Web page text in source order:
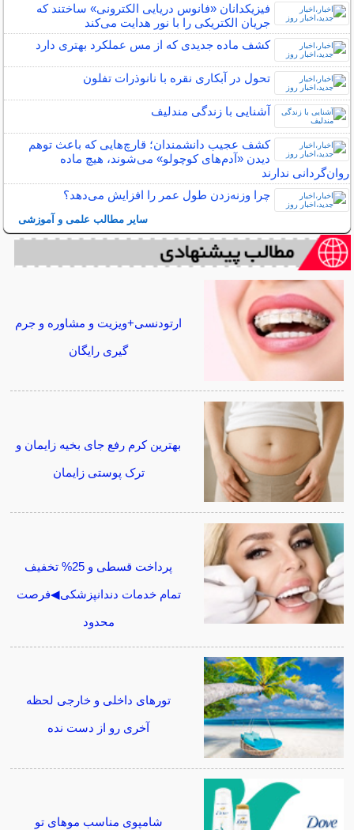
فیزیکدانان «فانوس دریایی الکترونی» ساختند که
جریان الکتریکی را با نور هدایت می‌کند
کشف ماده جدیدی که از مس عملکرد بهتری دارد
تحول در آبکاری نقره با نانوذرات تفلون
آشنایی با زندگی مندلیف
کشف عجیب دانشمندان؛ قارچ‌هایی که باعث توهم
دیدن «آدم‌های کوچولو» می‌شوند، هیچ ماده
روان‌گردانی ندارند
چرا وزنه‌زدن طول عمر را افزایش می‌دهد؟
سایر مطالب علمی و آموزشی
ارتودنسی+ویزیت و مشاوره و جرم
گیری رایگان
بهترین کرم رفع جای بخیه زایمان و
ترک پوستی زایمان
پرداخت قسطی و 25% تخفیف
تمام خدمات دندانپزشکی◀فرصت
محدود
تورهای داخلی و خارجی لحظه
آخری رو از دست نده
شامپوی مناسب موهای تو